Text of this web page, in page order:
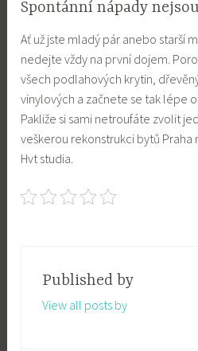
Spontánní nápady
Ať už jste mladý pár anebo starší
nedejte vždy na první dojem.
všech podlahových krytin,
vinylových a začnete se tak lépe
Pakliže si sami netroufáte zvolit
veškerou rekonstrukci bytů
Hvt studia.
Published by
View all posts by